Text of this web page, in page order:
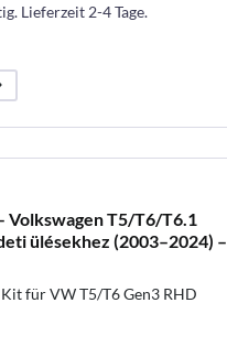
Lieferzeit 2-4 Tage.
Volkswagen T5/T6/T6.1
ülésekhez (2003–2024) –
für VW T5/T6 Gen3 RHD